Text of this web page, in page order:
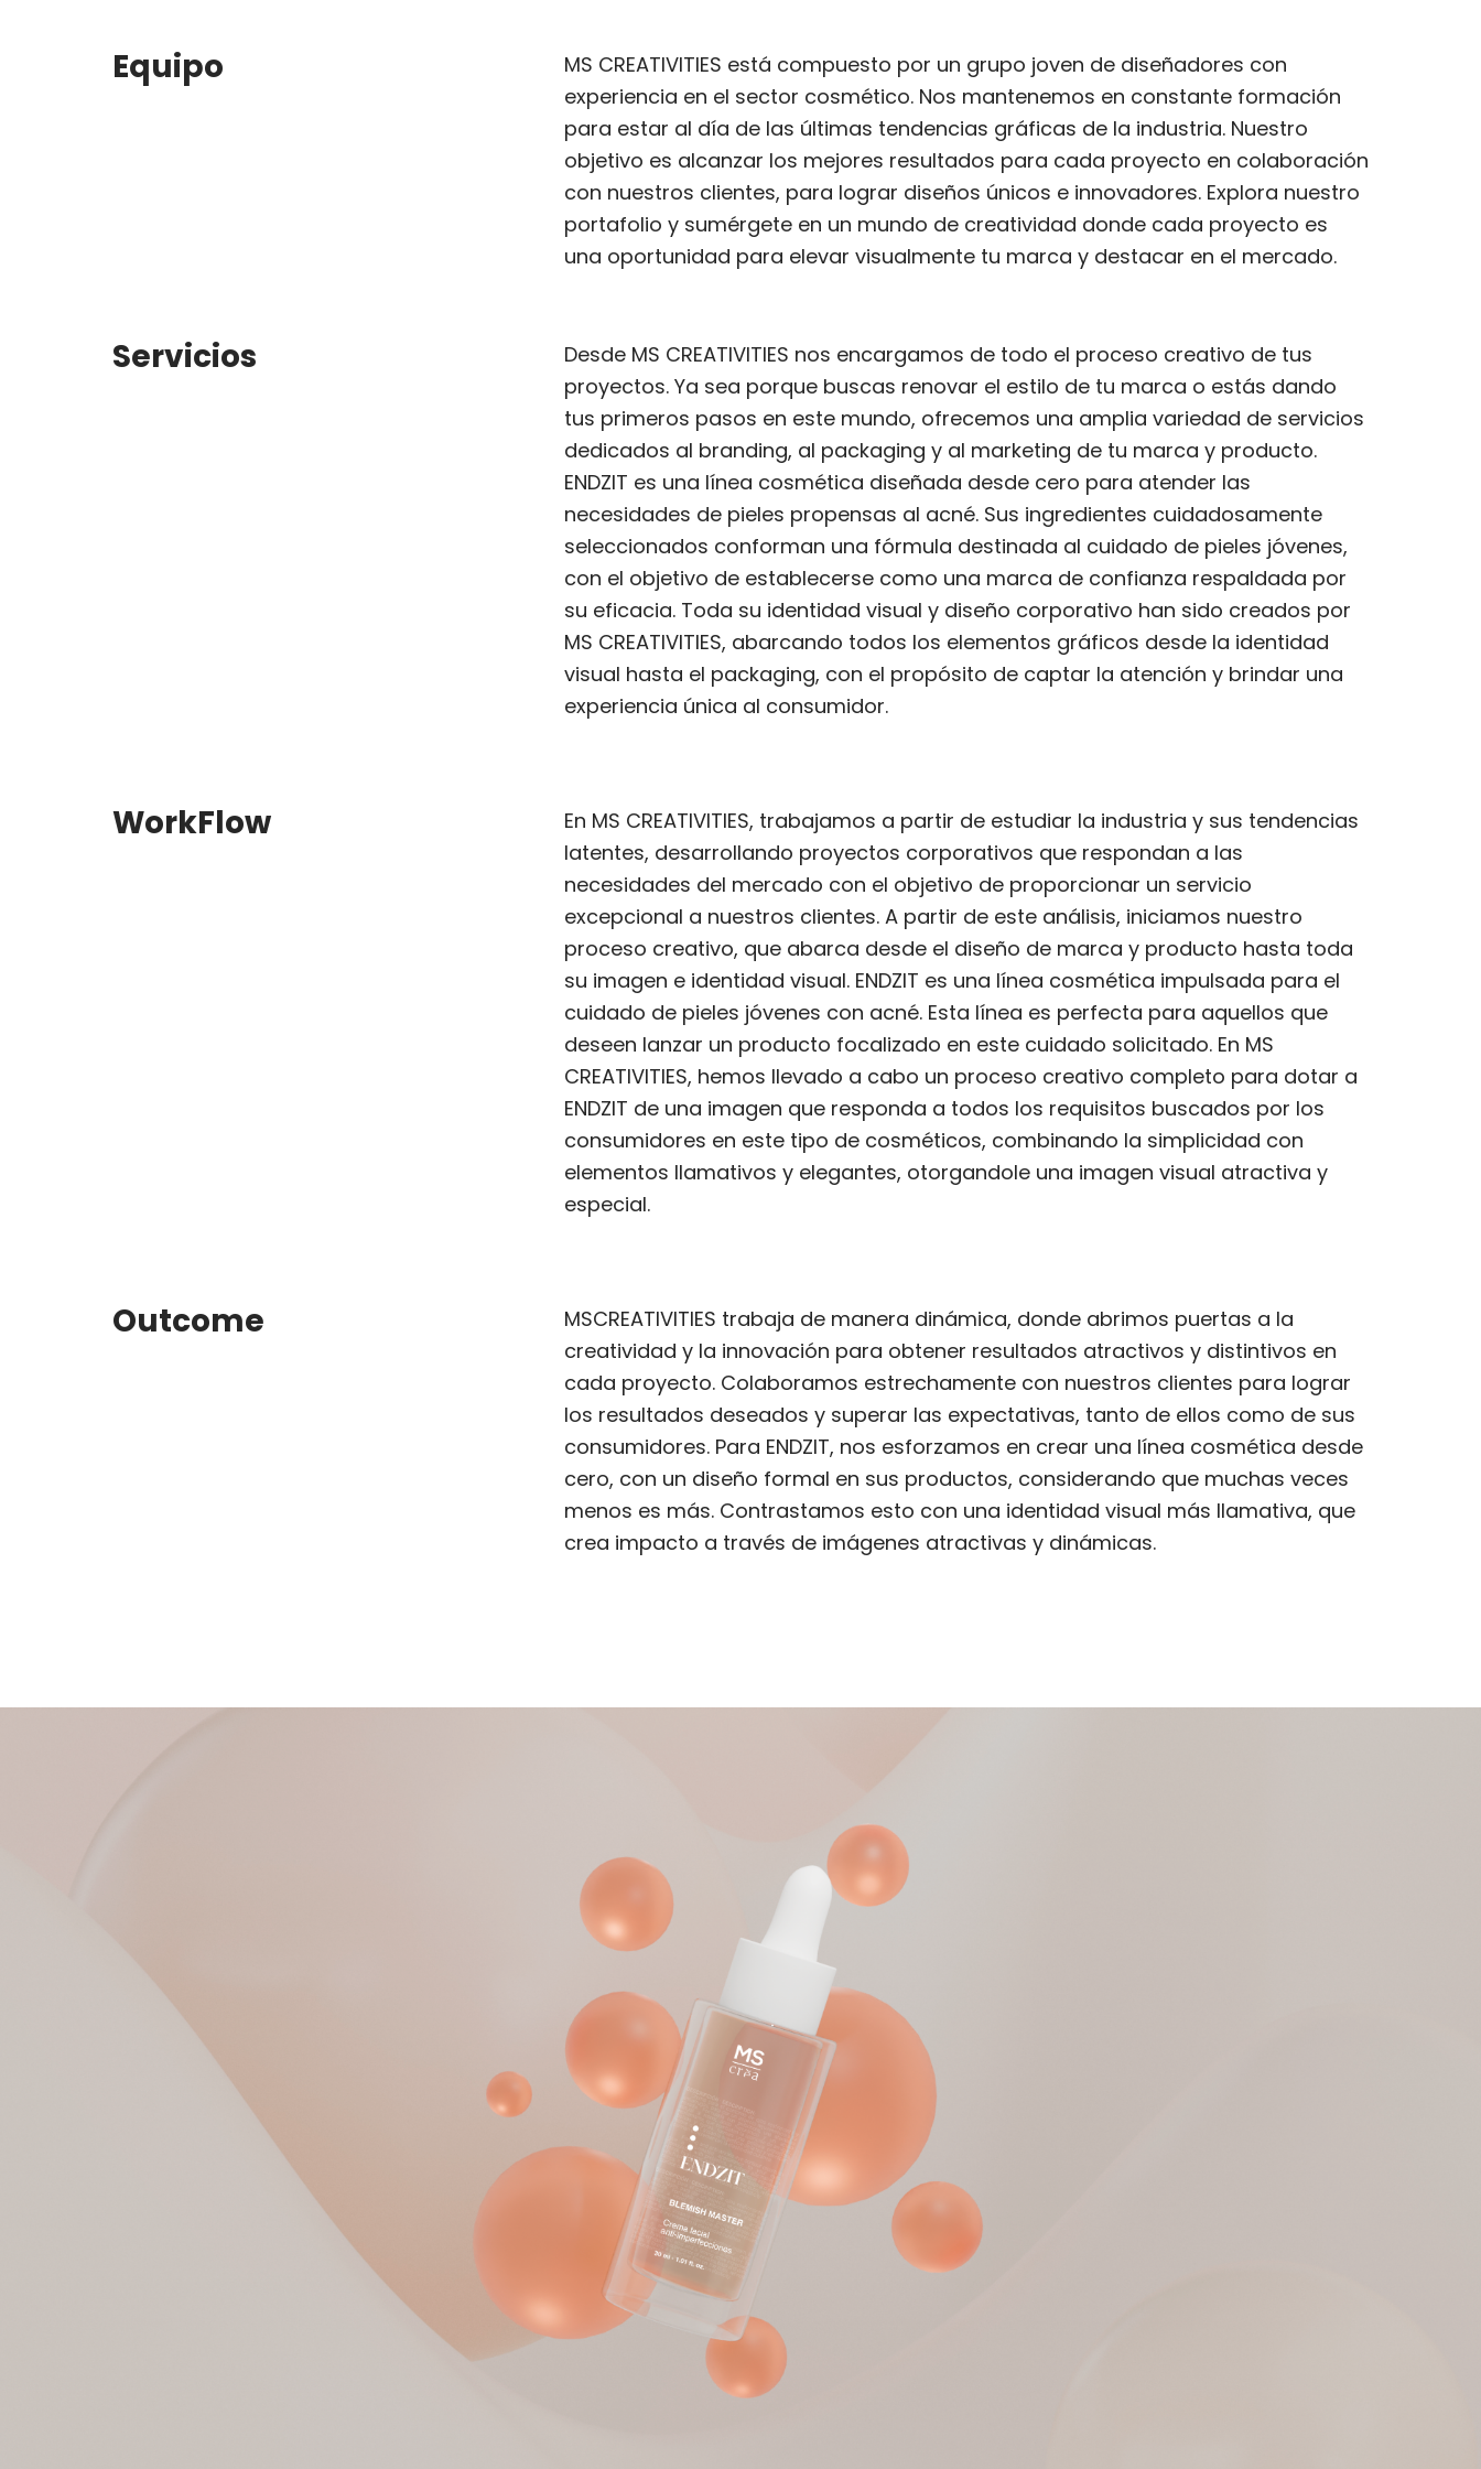
Equipo
MS CREATIVITIES está compuesto por un grupo joven de diseñadores con
experiencia en el sector cosmético. Nos mantenemos en constante formación
para estar al día de las últimas tendencias gráficas de la industria. Nuestro
objetivo es alcanzar los mejores resultados para cada proyecto en colaboración
con nuestros clientes, para lograr diseños únicos e innovadores. Explora nuestro
portafolio y sumérgete en un mundo de creatividad donde cada proyecto es
una oportunidad para elevar visualmente tu marca y destacar en el mercado.
Servicios
Desde MS CREATIVITIES nos encargamos de todo el proceso creativo de tus
proyectos. Ya sea porque buscas renovar el estilo de tu marca o estás dando
tus primeros pasos en este mundo, ofrecemos una amplia variedad de servicios
dedicados al branding, al packaging y al marketing de tu marca y producto.
ENDZIT es una línea cosmética diseñada desde cero para atender las
necesidades de pieles propensas al acné. Sus ingredientes cuidadosamente
seleccionados conforman una fórmula destinada al cuidado de pieles jóvenes,
con el objetivo de establecerse como una marca de confianza respaldada por
su eficacia. Toda su identidad visual y diseño corporativo han sido creados por
MS CREATIVITIES, abarcando todos los elementos gráficos desde la identidad
visual hasta el packaging, con el propósito de captar la atención y brindar una
experiencia única al consumidor.
WorkFlow
En MS CREATIVITIES, trabajamos a partir de estudiar la industria y sus tendencias
latentes, desarrollando proyectos corporativos que respondan a las
necesidades del mercado con el objetivo de proporcionar un servicio
excepcional a nuestros clientes. A partir de este análisis, iniciamos nuestro
proceso creativo, que abarca desde el diseño de marca y producto hasta toda
su imagen e identidad visual. ENDZIT es una línea cosmética impulsada para el
cuidado de pieles jóvenes con acné. Esta línea es perfecta para aquellos que
deseen lanzar un producto focalizado en este cuidado solicitado. En MS
CREATIVITIES, hemos llevado a cabo un proceso creativo completo para dotar a
ENDZIT de una imagen que responda a todos los requisitos buscados por los
consumidores en este tipo de cosméticos, combinando la simplicidad con
elementos llamativos y elegantes, otorgandole una imagen visual atractiva y
especial.
Outcome
MSCREATIVITIES trabaja de manera dinámica, donde abrimos puertas a la
creatividad y la innovación para obtener resultados atractivos y distintivos en
cada proyecto. Colaboramos estrechamente con nuestros clientes para lograr
los resultados deseados y superar las expectativas, tanto de ellos como de sus
consumidores. Para ENDZIT, nos esforzamos en crear una línea cosmética desde
cero, con un diseño formal en sus productos, considerando que muchas veces
menos es más. Contrastamos esto con una identidad visual más llamativa, que
crea impacto a través de imágenes atractivas y dinámicas.